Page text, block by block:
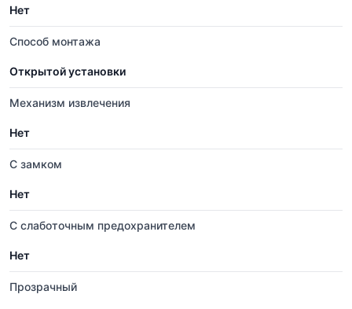
Нет
Способ монтажа
Открытой установки
Механизм извлечения
Нет
С замком
Нет
С слаботочным предохранителем
Нет
Прозрачный